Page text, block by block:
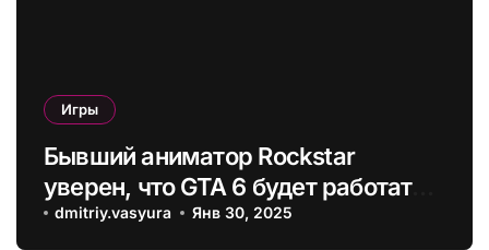
Игры
Бывший аниматор Rockstar
уверен, что GTA 6 будет работать в
30 FPS на консолях, а 60 FPS на PC
dmitriy.vasyura Янв 30, 2025